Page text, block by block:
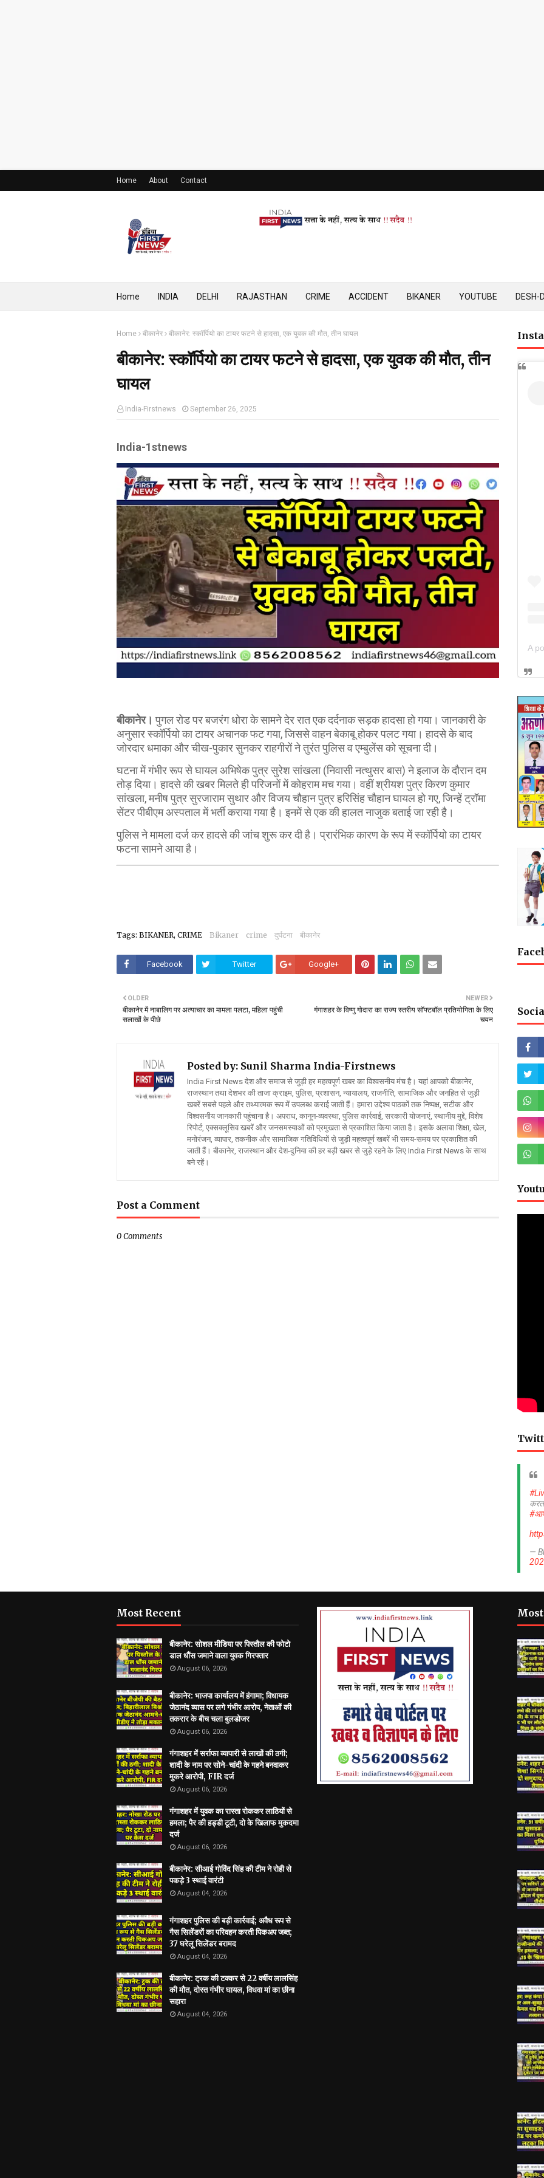
Home About Contact
Home INDIA DELHI RAJASTHAN CRIME ACCIDENT BIKANER YOUTUBE DESH-
Home बीकानेर बीकानेर: स्कॉर्पियो का टायर फटने से हादसा, एक युवक की मौत, तीन घायल
बीकानेर: स्कॉर्पियो का टायर फटने से हादसा, एक युवक की मौत, तीन
घायल
India-Firstnews September 26, 2025
India-1stnews
बीकानेर। पुगल रोड पर बजरंग धोरा के सामने देर रात एक दर्दनाक सड़क हादसा हो गया। जानकारी के
अनुसार स्कॉर्पियो का टायर अचानक फट गया, जिससे वाहन बेकाबू होकर पलट गया। हादसे के बाद
जोरदार धमाका और चीख-पुकार सुनकर राहगीरों ने तुरंत पुलिस व एम्बुलेंस को सूचना दी।
घटना में गंभीर रूप से घायल अभिषेक पुत्र सुरेश सांखला (निवासी नत्थुसर बास) ने इलाज के दौरान दम
तोड़ दिया। हादसे की खबर मिलते ही परिजनों में कोहराम मच गया। वहीं श्रीयश पुत्र किरण कुमार
सांखला, मनीष पुत्र सुरजाराम सुथार और विजय चौहान पुत्र हरिसिंह चौहान घायल हो गए, जिन्हें ट्रॉमा
सेंटर पीबीएम अस्पताल में भर्ती कराया गया है। इनमें से एक की हालत नाजुक बताई जा रही है।
पुलिस ने मामला दर्ज कर हादसे की जांच शुरू कर दी है। प्रारंभिक कारण के रूप में स्कॉर्पियो का टायर
फटना सामने आया है।
Tags: BIKANER, CRIME Bikaner crime दुर्घटना बीकानेर
Facebook Twitter Google+
NEWER
गंगाशहर के विष्णु गोदारा का राज्य स्तरीय सॉफ्टबॉल प्रतियोगिता के लिए
चयन
OLDER
बीकानेर में नाबालिग पर अत्याचार का मामला पलटा, महिला पहुंची
सलाखों के पीछे
Posted by: Sunil Sharma India-Firstnews
India First News देश और समाज से जुड़ी हर महत्वपूर्ण खबर का विश्वसनीय मंच है। यहां आपको बीकानेर,
राजस्थान तथा देशभर की ताजा क्राइम, पुलिस, प्रशासन, न्यायालय, राजनीति, सामाजिक और जनहित से जुड़ी
खबरें सबसे पहले और तथ्यात्मक रूप में उपलब्ध कराई जाती हैं। हमारा उद्देश्य पाठकों तक निष्पक्ष, सटीक और
विश्वसनीय जानकारी पहुंचाना है। अपराध, कानून-व्यवस्था, पुलिस कार्रवाई, सरकारी योजनाएं, स्थानीय मुद्दे, विशेष
रिपोर्ट, एक्सक्लूसिव खबरें और जनसमस्याओं को प्रमुखता से प्रकाशित किया जाता है। इसके अलावा शिक्षा, खेल,
मनोरंजन, व्यापार, तकनीक और सामाजिक गतिविधियों से जुड़ी महत्वपूर्ण खबरें भी समय-समय पर प्रकाशित की
जाती हैं। बीकानेर, राजस्थान और देश-दुनिया की हर बड़ी खबर से जुड़े रहने के लिए India First News के साथ
बने रहें।
Post a Comment
0 Comments
—
Most Recent
बीकानेर: सोशल मीडिया पर पिस्तौल की फोटो
डाल धौंस जमाने वाला युवक गिरफ्तार
August 06, 2026
बीकानेर: भाजपा कार्यालय में हंगामा; विधायक
जेठानंद व्यास पर लगे गंभीर आरोप, नेताओं की
तकरार के बीच चला बुलडोजर
August 06, 2026
गंगाशहर में सर्राफा व्यापारी से लाखों की ठगी;
शादी के नाम पर सोने-चांदी के गहने बनवाकर
मुकरे आरोपी, FIR दर्ज
August 06, 2026
गंगाशहर में युवक का रास्ता रोककर लाठियों से
हमला; पैर की हड्डी टूटी, दो के खिलाफ मुकदमा
दर्ज
August 06, 2026
बीकानेर: सीआई गोविंद सिंह की टीम ने रोही से
पकड़े 3 स्थाई वारंटी
August 04, 2026
गंगाशहर पुलिस की बड़ी कार्रवाई; अवैध रूप से
गैस सिलेंडरों का परिवहन करती पिकअप जब्त;
37 घरेलू सिलेंडर बरामद
August 04, 2026
बीकानेर: ट्रक की टक्कर से 22 वर्षीय लालसिंह
की मौत, दोस्त गंभीर घायल, विधवा मां का छीना
सहारा
August 04, 2026